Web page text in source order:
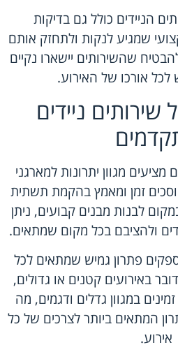
הניידים כולל גם בדיקות
שמגיע לנקות ולתחזק אותם
שהשירותים יישארו נקיים
לכל אורכו של האירוע.
שירותים ניידים
מציעים מגוון יתרונות למארגני
זמן ומאמץ בהקמת תשתית
לבנות מבנים קבועים, ניתן
ולהציבם בכל מקום שמתאים.
פתרון גמיש שמתאים לכל
באירועים קטנים או גדולים,
במגוון גדלים ודגמים, מה
המתאים ביותר לצרכים של כל
אירוע.